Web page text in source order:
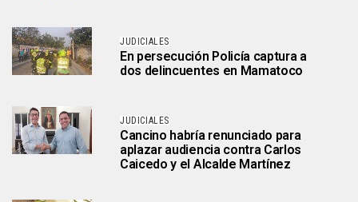
JUDICIALES
En persecución Policía captura a
dos delincuentes en Mamatoco
JUDICIALES
Cancino habría renunciado para
aplazar audiencia contra Carlos
Caicedo y el Alcalde Martínez